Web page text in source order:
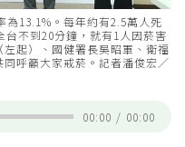
為13.1%。每年約有2.5萬人死
不到20分鐘，就有1人因菸害
起）、國健署長吳昭軍、衛福
呼籲大家戒菸。記者潘俊宏／
00:00 / 00:00